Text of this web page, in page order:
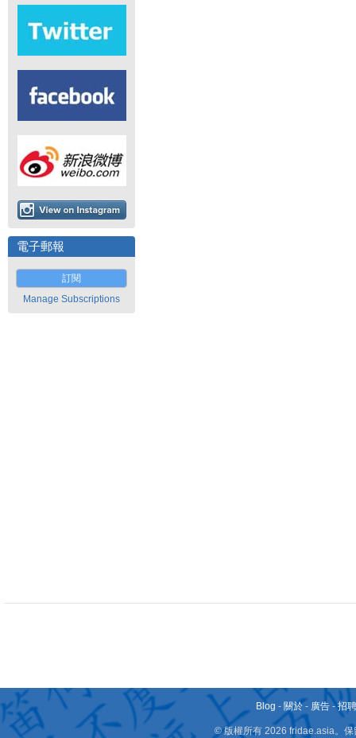
電子郵報
訂閱
Manage Subscriptions
Blog - 關於 - 廣告 -招
© 版權所有 2026 fridae.asia。